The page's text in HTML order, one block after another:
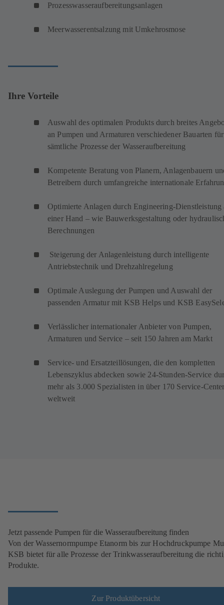
Prozesswasseraufbereitungsanlagen
Meerwasserentsalzung mit Umkehrosmose
Ihre Vorteile
Auswahl des optimalen Produkts durch breites
an Pumpen und Armaturen verschiedener Bauarten für
sämtliche Prozesse der Wasseraufbereitung
Kompetente Beratung von Planern, Anlagenbauern
Betreibern durch umfangreiche internationale
Optimierte Anlagen durch Engineering-Dienstleistung
einer Hand – wie Bauwerksgestaltung oder
Berechnungen
Steigerung der Anlagenleistung durch intelligente
Antriebstechnik und Drehzahlregelung
Optimale Auslegung der Pumpen und Auswahl der
passenden Armatur mit KSB Helps und KSB
Verlässlicher internationaler Anbieter von Pumpen,
Armaturen und Service – seit 150 Jahren am Markt
Service- und Ersatzteillösungen, die den kompletten
Lebenszyklus abdecken sowie 24-Stunden-Service
mehr als 3.000 Spezialisten in über 170 Service-
weltweit
Jetzt passende Pumpen für die Wasseraufbereitung finden
Von der Wassernormpumpe Etanorm bis zur Hochdruckpumpe
KSB bietet für alle Prozesse der Trinkwasseraufbereitung die
Produkte.
Zur Produktübersicht